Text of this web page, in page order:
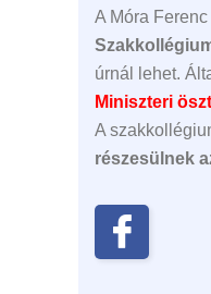
A Móra
úrnál lehet.
Miniszteri
A
részesülnek